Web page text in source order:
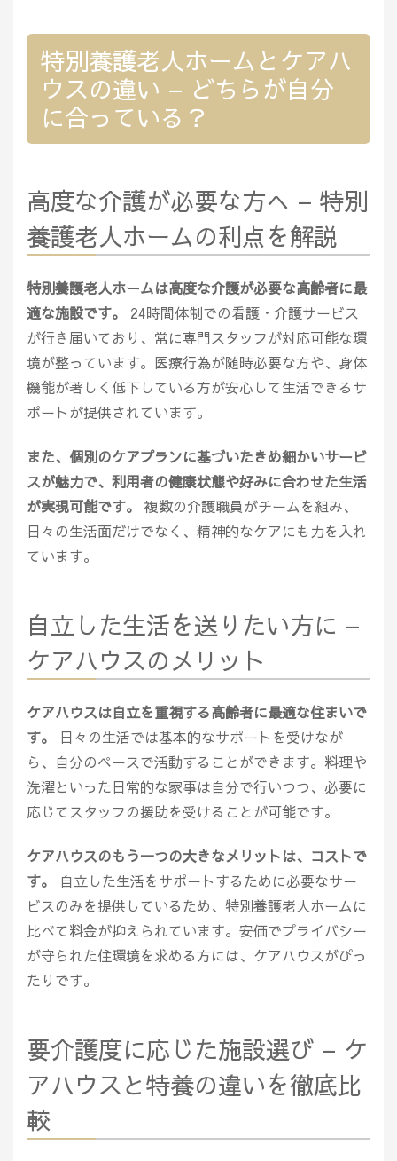
特別養護老人ホームとケアハ
ウスの違い – どちらが自分
に合っている？
高度な介護が必要な方へ – 特別
養護老人ホームの利点を解説
特別養護老人ホームは高度な介護が必要な高齢者に最
適な施設です。
24時間体制での看護・介護サービス
が行き届いており、常に専門スタッフが対応可能な環
境が整っています。医療行為が随時必要な方や、身体
機能が著しく低下している方が安心して生活できるサ
ポートが提供されています。
また、個別のケアプランに基づいたきめ細かいサービ
スが魅力で、利用者の健康状態や好みに合わせた生活
が実現可能です。
複数の介護職員がチームを組み、
日々の生活面だけでなく、精神的なケアにも力を入れ
ています。
自立した生活を送りたい方に –
ケアハウスのメリット
ケアハウスは自立を重視する高齢者に最適な住まいで
す。
日々の生活では基本的なサポートを受けなが
ら、自分のペースで活動することができます。料理や
洗濯といった日常的な家事は自分で行いつつ、必要に
応じてスタッフの援助を受けることが可能です。
ケアハウスのもう一つの大きなメリットは、コストで
す。
自立した生活をサポートするために必要なサー
ビスのみを提供しているため、特別養護老人ホームに
比べて料金が抑えられています。安価でプライバシー
が守られた住環境を求める方には、ケアハウスがぴっ
たりです。
要介護度に応じた施設選び – ケ
アハウスと特養の違いを徹底比
較